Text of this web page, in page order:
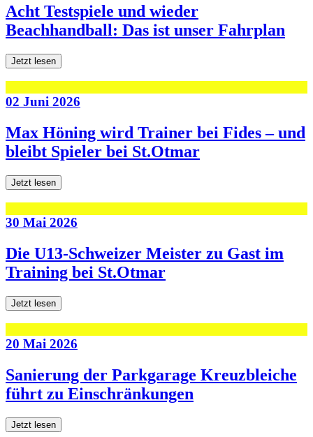
Acht Testspiele und wieder
Beachhandball: Das ist unser Fahrplan
Jetzt lesen
02 Juni 2026
Max Höning wird Trainer bei Fides – und
bleibt Spieler bei St.Otmar
Jetzt lesen
30 Mai 2026
Die U13-Schweizer Meister zu Gast im
Training bei St.Otmar
Jetzt lesen
20 Mai 2026
Sanierung der Parkgarage Kreuzbleiche
führt zu Einschränkungen
Jetzt lesen